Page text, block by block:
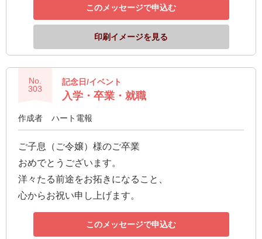
このメッセージで申込む
印刷イメージを見る
No.
303
記念日/イベント
入学・卒業・就職
作成者 ハート電報
ご子息（ご令嬢）様のご卒業
おめでとうございます。
洋々たる前途をお拓きになること、
心からお祝い申し上げます。
このメッセージで申込む